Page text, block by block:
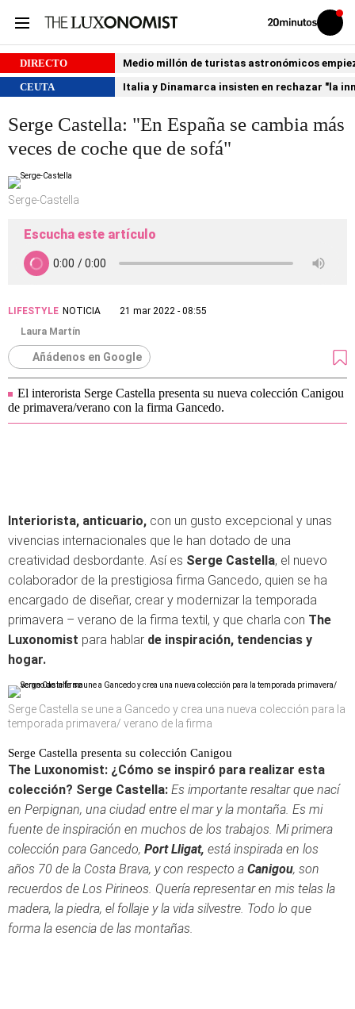
Volver
Iniciar
sesión
DIRECTO
Medio millón de turistas astronómicos
CEUTA
Italia y Dinamarca insisten en rechazar "la
Serge Castella: "En España se cambia más
veces de coche que de sofá"
Serge-Castella
Escucha este artículo
LIFESTYLE NOTICIA
21 mar 2022 - 08:55
Laura Martín
Añádenos en Google
El interorista Serge Castella presenta su nueva colección Canigou
de primavera/verano con la firma Gancedo.
Interiorista, anticuario, con un gusto excepcional y unas
vivencias internacionales que le han dotado de una
creatividad desbordante. Así es Serge Castella, el nuevo
colaborador de la prestigiosa firma Gancedo, quien se ha
encargado de diseñar, crear y modernizar la temporada
primavera – verano de la firma textil, y que charla con The
Luxonomist para hablar de inspiración, tendencias y
hogar.
Serge Castella se une a Gancedo y crea una nueva colección para la
temporada primavera/ verano de la firma
Serge Castella presenta su colección Canigou
The Luxonomist: ¿Cómo se inspiró para realizar esta
colección? Serge Castella: Es importante resaltar que nací
en Perpignan, una ciudad entre el mar y la montaña. Es mi
fuente de inspiración en muchos de los trabajos. Mi primera
colección para Gancedo, Port Lligat, está inspirada en los
años 70 de la Costa Brava, y con respecto a Canigou, son
recuerdos de Los Pirineos. Quería representar en mis telas la
madera, la piedra, el follaje y la vida silvestre. Todo lo que
forma la esencia de las montañas.